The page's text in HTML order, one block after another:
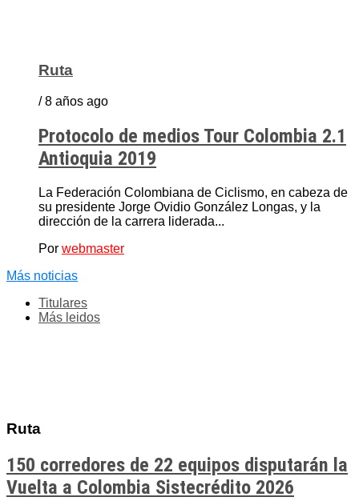
Ruta
/ 8 años ago
Protocolo de medios Tour Colombia 2.1
Antioquia 2019
La Federación Colombiana de Ciclismo, en cabeza de
su presidente Jorge Ovidio González Longas, y la
dirección de la carrera liderada...
Por webmaster
Más noticias
Titulares
Más leidos
Ruta
150 corredores de 22 equipos disputarán la
Vuelta a Colombia Sistecrédito 2026